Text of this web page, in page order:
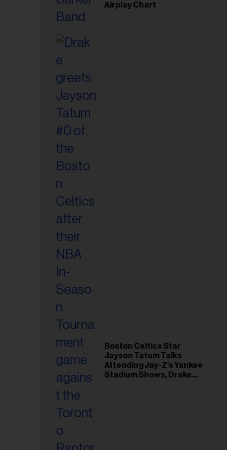
Airplay Chart
Boston Celtics Star
Jayson Tatum Talks
Attending Jay-Z’s Yankee
Stadium Shows, Drake